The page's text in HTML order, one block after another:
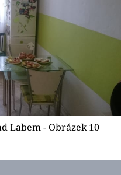
Labem - Obrázek 10